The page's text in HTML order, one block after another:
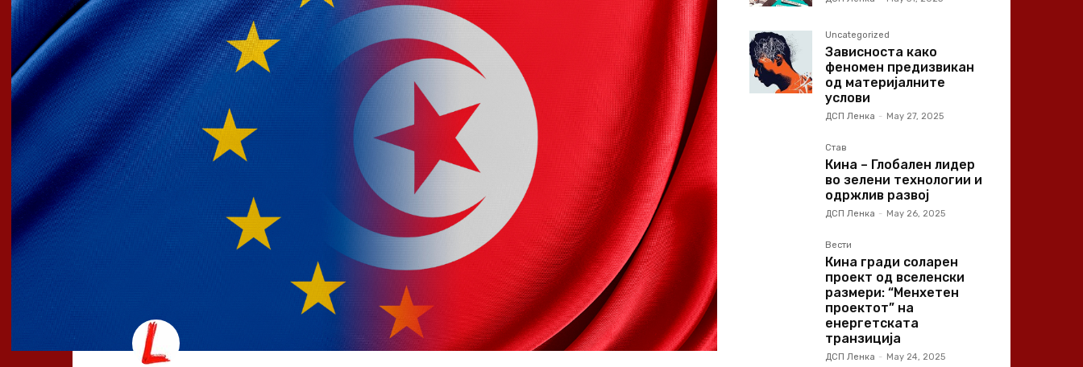
Uncategorized
Зависноста како
феномен предизвикан
од материјалните
услови
ДСП Ленка - May 27, 2025
Став
Кина – Глобален лидер
во зелени технологии и
одржлив развој
ДСП Ленка - May 26, 2025
Вести
Кина гради соларен
проект од вселенски
размери: “Менхетен
проектот” на
енергетската
транзиција
ДСП Ленка - May 24, 2025